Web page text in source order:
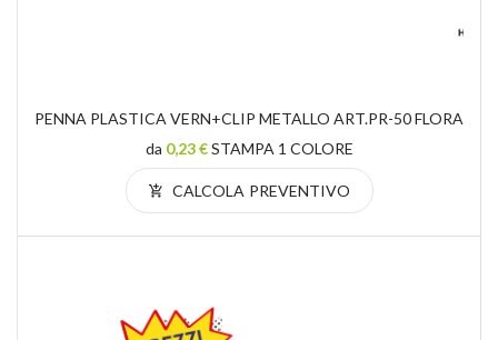
PENNA PLASTICA VERN+CLIP METALLO ART.PR-50 FLORA
da 0,23 €STAMPA 1 COLORE
CALCOLA PREVENTIVO